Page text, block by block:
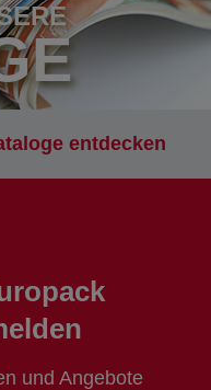
entdecken
und Angebote